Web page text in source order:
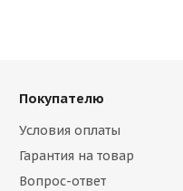
Покупателю
Условия оплаты
Гарантия на товар
Вопрос-ответ